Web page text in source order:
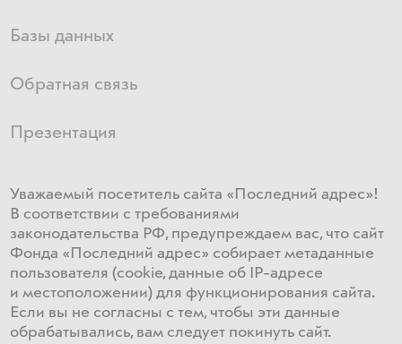
Базы данных
Обратная связь
Презентация
Уважаемый посетитель сайта «Последний адрес»!
В соответствии с требованиями
законодательства РФ, предупреждаем вас, что сайт
Фонда «Последний адрес» собирает метаданные
пользователя (cookie, данные об IP-адресе
и местоположении) для функционирования сайта​.
Если ​вы не согласны с тем, чтобы эти данные
обрабатывались, ​вам ​следует покинуть сайт.